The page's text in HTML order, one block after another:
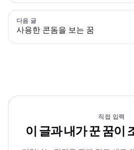
다음 글
사용한 콘돔을 보는 꿈
직접 입력
이 글과 내가 꾼 꿈이